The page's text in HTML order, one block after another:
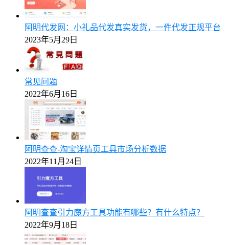
阿明代发网：小礼品代发真实发货，一件代发正规平台
2023年5月29日
常见问题
2022年6月16日
阿明查查-淘宝详情页工具市场分析数据
2022年11月24日
阿明查查引力魔方工具功能有哪些？有什么特点？
2022年9月18日